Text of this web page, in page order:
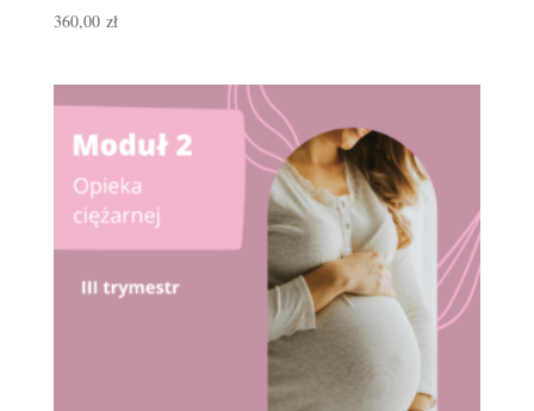
360,00 zł